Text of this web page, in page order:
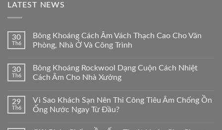
LATEST NEWS
30
Th6
Bông Khoáng Cách Âm Vách Thạch Cao Cho Văn
Phòng, Nhà Ở Và Công Trình
30
Th6
Bông Khoáng Rockwool Dạng Cuộn Cách Nhiệt
Cách Âm Cho Nhà Xưởng
29
Th6
Vì Sao Khách Sạn Nên Thi Công Tiêu Âm Chống Ồn
Ống Nước Ngay Từ Đầu?